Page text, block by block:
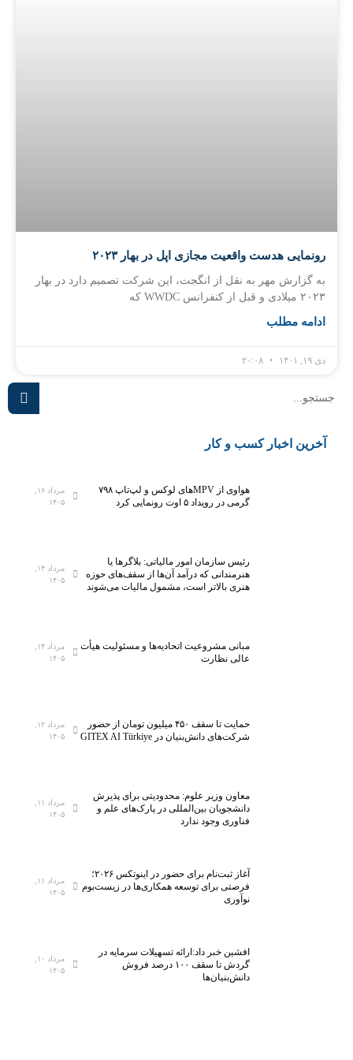
رونمایی هدست واقعیت مجازی اپل در بهار ۲۰۲۳
به گزارش مهر به نقل از انگجت، این شرکت تصمیم دارد در بهار
۲۰۲۳ میلادی و قبل از کنفرانس WWDC که
ادامه مطلب
دی ۱۹, ۱۴۰۱
آخرین اخبار کسب و کار
هواوی از MPVهای لوکس و لپ‌تاپ ۷۹۸
گرمی در رویداد ۵ اوت رونمایی کرد
مرداد ۱۶,
۱۴۰۵
رئیس سازمان امور مالیاتی: بلاگر‌ها یا
هنرمندانی که درآمد آن‌ها از سقف‌های حوزه
هنری بالاتر است، مشمول مالیات می‌شوند
مرداد ۱۴,
۱۴۰۵
مبانی مشروعیت اتحادیه‌ها و مسئولیت هیأت
عالی نظارت
مرداد ۱۴,
۱۴۰۵
حمایت تا سقف ۴۵۰ میلیون تومان از حضور
شرکت‌های دانش‌بنیان در GITEX AI Türkiye
مرداد ۱۲,
۱۴۰۵
معاون وزیر علوم: محدودیتی برای پذیرش
دانشجویان بین‌المللی در پارک‌های علم و
فناوری وجود ندارد
مرداد ۱۱,
۱۴۰۵
آغاز ثبت‌نام برای حضور در اینوتکس ۲۰۲۶؛
فرصتی برای توسعه همکاری‌ها در زیست‌بوم
نوآوری
مرداد ۱۱,
۱۴۰۵
افشین خبر داد:ارائه تسهیلات سرمایه در
گردش تا سقف ۱۰۰ درصد فروش
دانش‌بنیان‌ها
مرداد ۱۰,
۱۴۰۵